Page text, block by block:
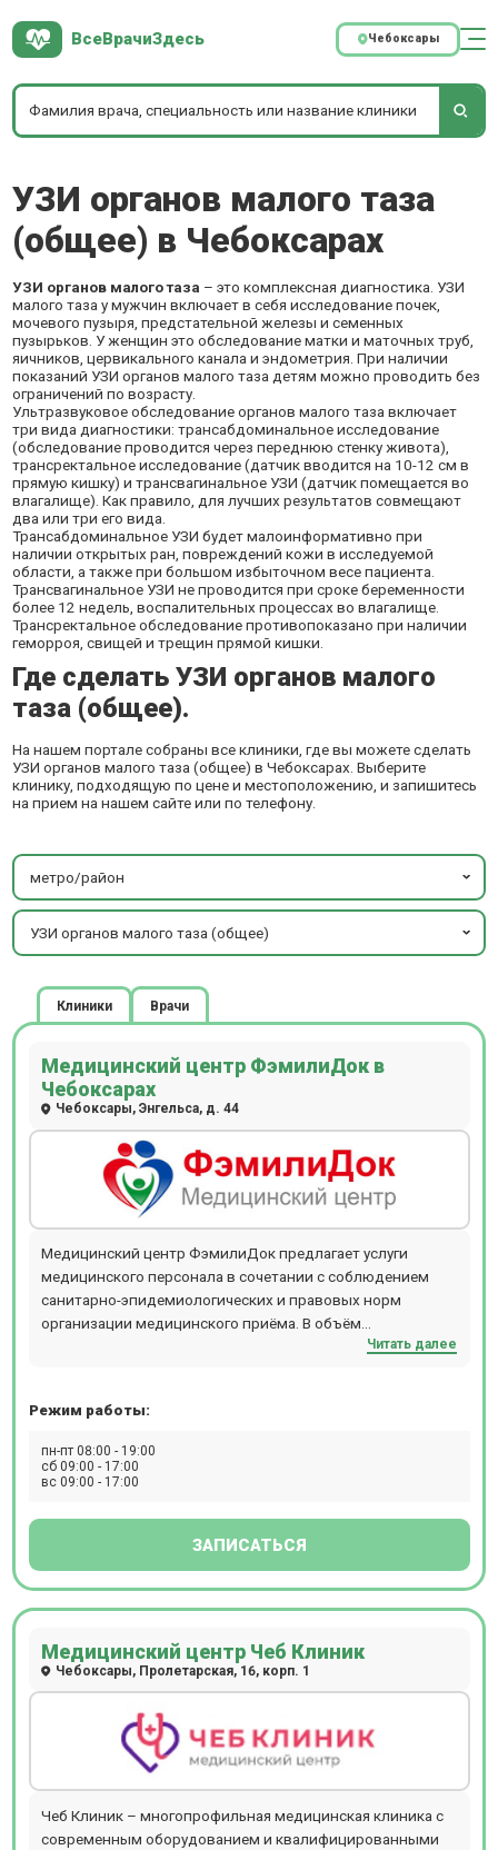
ВсеВрачиЗдесь Чебоксары
УЗИ органов малого таза
(общее) в Чебоксарах
УЗИ органов малого таза – это комплексная диагностика. УЗИ
малого таза у мужчин включает в себя исследование почек,
мочевого пузыря, предстательной железы и семенных
пузырьков. У женщин это обследование матки и маточных труб,
яичников, цервикального канала и эндометрия. При наличии
показаний УЗИ органов малого таза детям можно проводить без
ограничений по возрасту.
Ультразвуковое обследование органов малого таза включает
три вида диагностики: трансабдоминальное исследование
(обследование проводится через переднюю стенку живота),
трансректальное исследование (датчик вводится на 10-12 см в
прямую кишку) и трансвагинальное УЗИ (датчик помещается во
влагалище). Как правило, для лучших результатов совмещают
два или три его вида.
Трансабдоминальное УЗИ будет малоинформативно при
наличии открытых ран, повреждений кожи в исследуемой
области, а также при большом избыточном весе пациента.
Трансвагинальное УЗИ не проводится при сроке беременности
более 12 недель, воспалительных процессах во влагалище.
Трансректальное обследование противопоказано при наличии
геморроя, свищей и трещин прямой кишки.
Где сделать УЗИ органов малого
таза (общее).
На нашем портале собраны все клиники, где вы можете сделать
УЗИ органов малого таза (общее) в Чебоксарах. Выберите
клинику, подходящую по цене и местоположению, и запишитесь
на прием на нашем сайте или по телефону.
метро/район
УЗИ органов малого таза (общее)
Клиники Врачи
Медицинский центр ФэмилиДок в
Чебоксарах
Чебоксары, Энгельса, д. 44
Медицинский центр ФэмилиДок предлагает услуги
медицинского персонала в сочетании с соблюдением
санитарно-эпидемиологических и правовых норм
организации медицинского приёма. В объём
оказываемых нами медицинских услуг входит лечение по
УЗИ-диагностики, прием Анализов, физиолечение и
Читать далее
Режим работы:
пн-пт 08:00 - 19:00
сб 09:00 - 17:00
вс 09:00 - 17:00
ЗАПИСАТЬСЯ
Медицинский центр Чеб Клиник
Чебоксары, Пролетарская, 16, корп. 1
Чеб Клиник – многопрофильная медицинская клиника с
современным оборудованием и квалифицированными